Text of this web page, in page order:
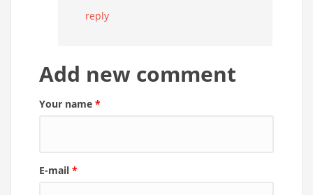
reply
Add new comment
Your name *
E-mail *